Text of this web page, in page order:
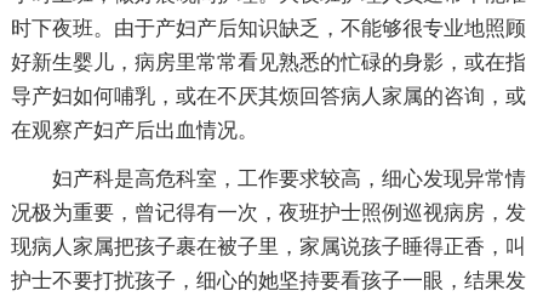
时下夜班。由于产妇产后知识缺乏，不能够很专业地照顾
好新生婴儿，病房里常常看见熟悉的忙碌的身影，或在指
导产妇如何哺乳，或在不厌其烦回答病人家属的咨询，或
在观察产妇产后出血情况。
妇产科是高危科室，工作要求较高，细心发现异常情
况极为重要，曾记得有一次，夜班护士照例巡视病房，发
现病人家属把孩子裹在被子里，家属说孩子睡得正香，叫
护士不要打扰孩子，细心的她坚持要看孩子一眼，结果发